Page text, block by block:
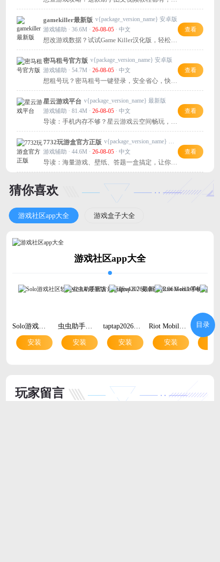
着很方便！
gamekiller最新版 v{package_version_name} 安卓版
游戏辅助 · 36.6M · 26-08-05· 中文
想改游戏数据？试试Game Killer汉化版，轻松修
改金币生命值，玩法更自由！
查看
密马租号官方版 v{package_version_name} 安卓版
游戏辅助 · 54.7M · 26-08-05· 中文
想租号玩？密马租号一键登录，安全省心，快试
试！
查看
星云游戏平台 v{package_version_name} 最新版
游戏辅助 · 81.4M · 26-08-05· 中文
导读：手机内存不够？星云游戏云空间畅玩，不
占本地，赶紧试试！
查看
7732玩游盒官方正版
v{package_version_name} 最新版
游戏辅助 · 44.6M · 26-08-05· 中文
导读：海量游戏、壁纸、答题一盒搞定，让你不
再游戏荒，快试试！
查看
猜你喜欢
游戏社区app大全 游戏盒子大全
游戏社区app大全
安装
虫虫助手官方最新版v4.8.7 安卓版
安装 安装 安装
玩家留言
目录